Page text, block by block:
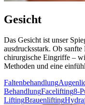
Gesicht
Das Gesicht ist unser
ausdrucksstark. Ob
chirurgische Eingriffe –
Methoden und eine
Faltenbehandlung
BehandlungFacelifting8-
LiftingBrauenlifting